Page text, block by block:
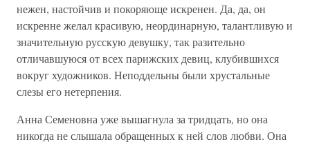
нежен, настойчив и покоряюще искренен. Да, да, он
искренне желал красивую, неординарную, талантливую и
значительную русскую девушку, так разительно
отличавшуюся от всех парижских девиц, клубившихся
вокруг художников. Неподдельны были хрустальные
слезы его нетерпения.
Анна Семеновна уже вышагнула за тридцать, но она
никогда не слышала обращенных к ней слов любви. Она